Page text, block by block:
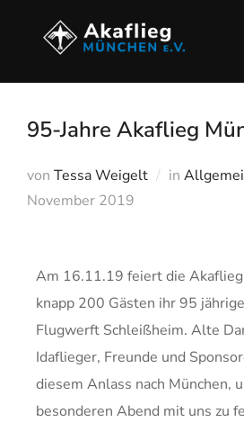
95-Jahre Akaflieg
von Tessa Weigelt in
November 2019
Am 16.11.19 feiert die
knapp 200 Gästen ihr 95
Flugwerft Schleißheim. Alte
Idaflieger, Freunde und
diesem Anlass nach München,
besonderen Abend mit uns zu